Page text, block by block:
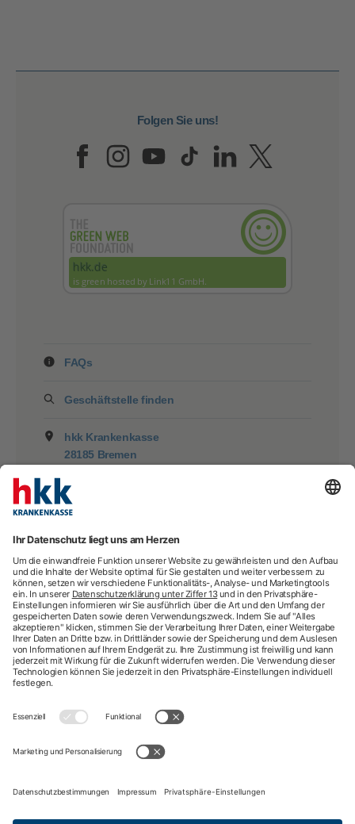
Folgen Sie uns!
Folgen Sie uns auf
Folgen Sie uns auf
Folgen Sie uns
Folgen Sie
Folgen
FAQs
Geschäftstelle finden
hkk Krankenkasse
28185 Bremen
Beratung
Newsletter
hkk-Services
Arztsuche
Arzttermin-Service
Medizinische Videosprechstunde
Sporttelefon
Impressum
Nutzungsbedingungen
Datenschutzbestimmungen
Barrierefreiheit